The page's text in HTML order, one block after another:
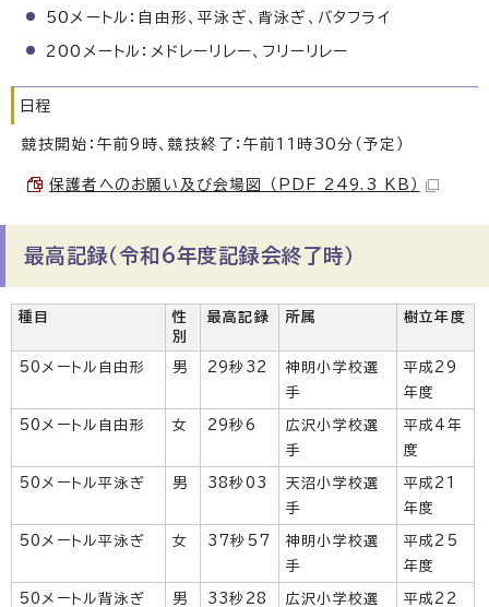
50メートル：自由形、平泳ぎ、背泳ぎ、バタフライ
200メートル：メドレーリレー、フリーリレー
日程
競技開始：午前9時、競技終了：午前11時30分（予定）
保護者へのお願い及び会場図 （PDF 249.3 KB）
最高記録（令和6年度記録会終了時）
種目
性
別
最高記録 所属 樹立年度
50メートル自由形 男 29秒32
神明小学校選
手
平成29
年度
50メートル自由形 女 29秒6
広沢小学校選
手
平成4年
度
50メートル平泳ぎ 男 38秒03
天沼小学校選
手
平成21
年度
50メートル平泳ぎ 女 37秒57
神明小学校選
手
平成25
年度
50メートル背泳ぎ 男 33秒28
広沢小学校選
平成22